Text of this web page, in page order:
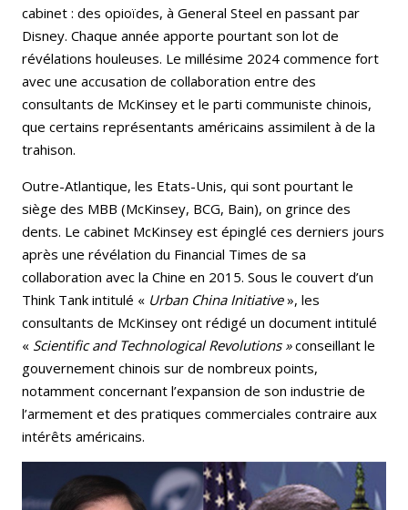
cabinet : des opioïdes, à General Steel en passant par
Disney. Chaque année apporte pourtant son lot de
révélations houleuses. Le millésime 2024 commence fort
avec une accusation de collaboration entre des
consultants de McKinsey et le parti communiste chinois,
que certains représentants américains assimilent à de la
trahison.
Outre-Atlantique, les Etats-Unis, qui sont pourtant le
siège des MBB (McKinsey, BCG, Bain), on grince des
dents. Le cabinet McKinsey est épinglé ces derniers jours
après une révélation du Financial Times de sa
collaboration avec la Chine en 2015. Sous le couvert d’un
Think Tank intitulé « Urban China Initiative», les
consultants de McKinsey ont rédigé un document intitulé
« Scientific and Technological Revolutions »conseillant le
gouvernement chinois sur de nombreux points,
notamment concernant l’expansion de son industrie de
l’armement et des pratiques commerciales contraire aux
intérêts américains.